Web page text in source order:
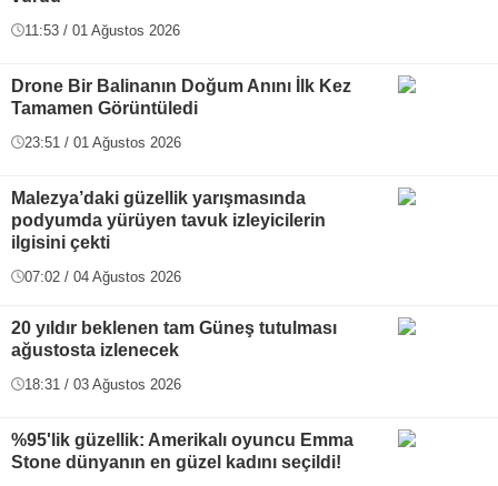
11:53 / 01 Ağustos 2026
Drone Bir Balinanın Doğum Anını İlk Kez
Tamamen Görüntüledi
23:51 / 01 Ağustos 2026
Malezya’daki güzellik yarışmasında
podyumda yürüyen tavuk izleyicilerin
ilgisini çekti
07:02 / 04 Ağustos 2026
20 yıldır beklenen tam Güneş tutulması
ağustosta izlenecek
18:31 / 03 Ağustos 2026
%95'lik güzellik: Amerikalı oyuncu Emma
Stone dünyanın en güzel kadını seçildi!